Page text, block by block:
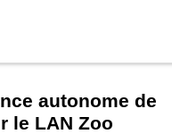
autonome de
le LAN Zoo